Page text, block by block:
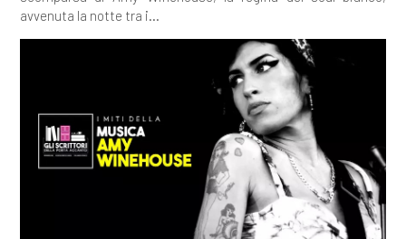
[30]Una ragazza affidabile, di
Silena Santoni: incipit
Mwende. Ricordi di due
anni in Africa, di Stefania
Bergo: incipit
[16]Il matrimonio di mia
sorella, di Cinzia Pennati:
avvenuta la notte tra i...